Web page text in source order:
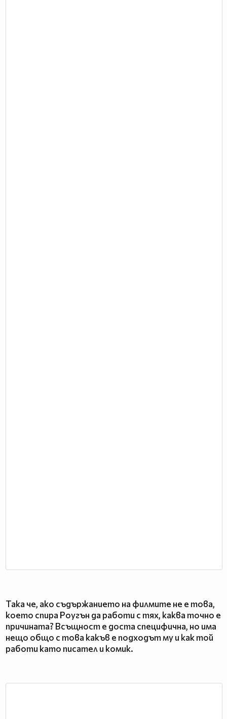
Така че, ако съдържанието на филмите не е това,
което спира Роугън да работи с тях, каква точно е
причината? Всъщност е доста специфична, но има
нещо общо с това какъв е подходът му и как той
работи като писател и комик.